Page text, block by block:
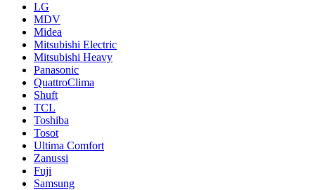
LG
MDV
Midea
Mitsubishi Electric
Mitsubishi Heavy
Panasonic
QuattroClima
Shuft
TCL
Toshiba
Tosot
Ultima Comfort
Zanussi
Fuji
Samsung